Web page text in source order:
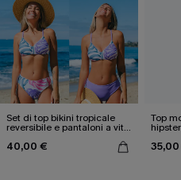
Set di top bikini tropicale
reversibile e pantaloni a vita
40,00 €
Top